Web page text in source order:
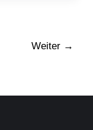
Weiter →